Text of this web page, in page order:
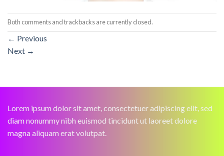
Both comments and trackbacks are currently closed.
← Previous
Next →
Lorem ipsum dolor sit amet, consectetuer adipiscing elit, sed
diam nonummy nibh euismod tincidunt ut laoreet dolore
magna aliquam erat volutpat.